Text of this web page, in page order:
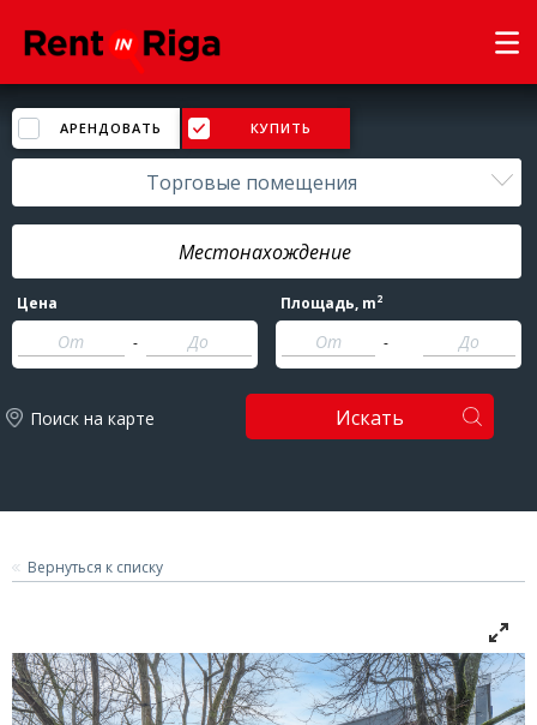
АРЕНДОВАТЬ КУПИТЬ
Торговые помещения
Цена
-
Площадь, m2
-
Поиск на карте Искать
Вернуться к списку